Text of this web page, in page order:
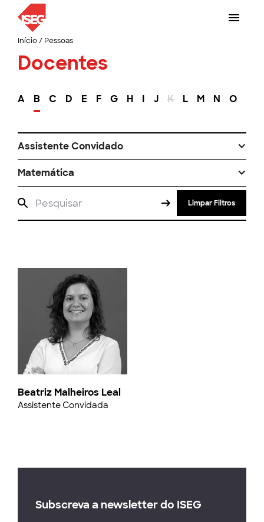
Início/ Pessoas
Docentes
A B C D E F G H I J K L M N O
Assistente Convidado
Matemática
Limpar Filtros
Beatriz Malheiros Leal
Assistente Convidada
Subscreva a newsletter do ISEG